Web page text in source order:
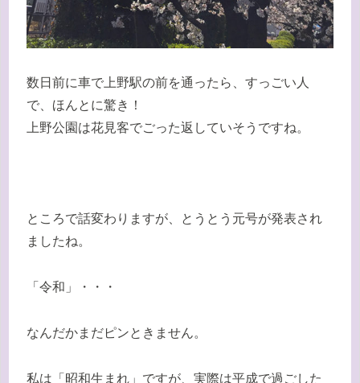
数日前に車で上野駅の前を通ったら、すっごい人
で、ほんとに驚き！
上野公園は花見客でごった返していそうですね。
ところで話変わりますが、とうとう元号が発表され
ましたね。
「令和」・・・
なんだかまだピンときません。
私は「昭和生まれ」ですが、実際は平成で過ごした